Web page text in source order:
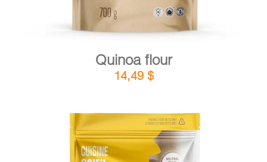
Quinoa flour
14,49 $